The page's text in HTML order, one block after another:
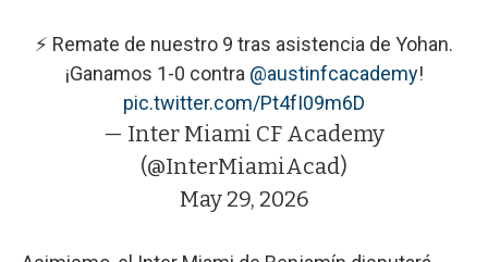
⚡️ Remate de nuestro 9 tras asistencia de Yohan.
¡Ganamos 1-0 contra @austinfcacademy!
pic.twitter.com/Pt4fI09m6D
— Inter Miami CF Academy
(@InterMiamiAcad)
May 29, 2026